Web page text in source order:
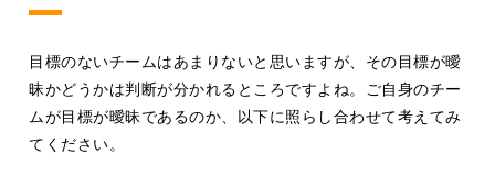
目標のないチームはあまりないと思いますが、その目標が曖
昧かどうかは判断が分かれるところですよね。ご自身のチー
ムが目標が曖昧であるのか、以下に照らし合わせて考えてみ
てください。